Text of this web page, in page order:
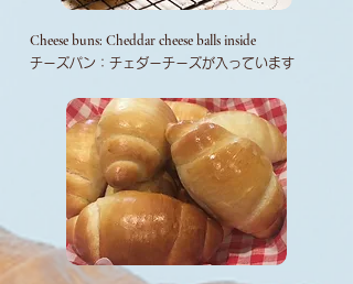
Cheese buns: Cheddar cheese balls inside
​チーズパン：チェダーチーズが入っています